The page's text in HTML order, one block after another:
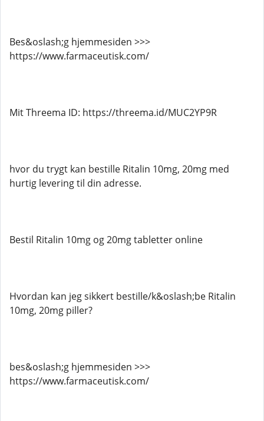
Bes&oslash;g hjemmesiden >>>
https://www.farmaceutisk.com/
Mit Threema ID: https://threema.id/MUC2YP9R
hvor du trygt kan bestille Ritalin 10mg, 20mg med
hurtig levering til din adresse.
Bestil Ritalin 10mg og 20mg tabletter online
Hvordan kan jeg sikkert bestille/k&oslash;be Ritalin
10mg, 20mg piller?
bes&oslash;g hjemmesiden >>>
https://www.farmaceutisk.com/